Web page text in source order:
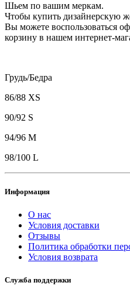
Шьем по вашим меркам.
Чтобы купить дизайнерскую
Вы можете воспользоваться
корзину в нашем интернет-
Грудь/Бедра
86/88 XS
90/92 S
94/96 M
98/100 L
Информация
О нас
Условия доставки
Отзывы
Политика обработки
Условия возврата
Служба поддержки